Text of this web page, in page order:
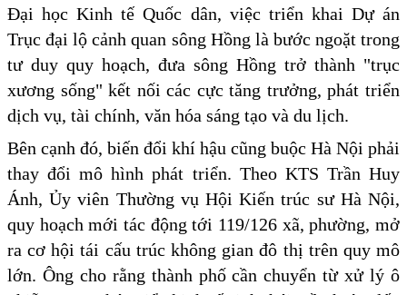
Đại học Kinh tế Quốc dân, việc triển khai Dự án
Trục đại lộ cảnh quan sông Hồng là bước ngoặt trong
tư duy quy hoạch, đưa sông Hồng trở thành "trục
xương sống" kết nối các cực tăng trưởng, phát triển
dịch vụ, tài chính, văn hóa sáng tạo và du lịch.
Bên cạnh đó, biến đổi khí hậu cũng buộc Hà Nội phải
thay đổi mô hình phát triển. Theo KTS Trần Huy
Ánh, Ủy viên Thường vụ Hội Kiến trúc sư Hà Nội,
quy hoạch mới tác động tới 119/126 xã, phường, mở
ra cơ hội tái cấu trúc không gian đô thị trên quy mô
lớn. Ông cho rằng thành phố cần chuyển từ xử lý ô